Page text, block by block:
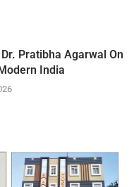
Pratibha Agarwal On
India